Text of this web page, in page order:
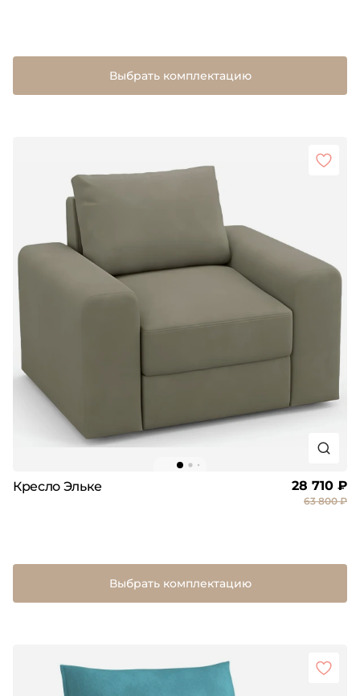
Выбрать комплектацию
Кресло Эльке 28 710 ₽
63 800 ₽
Выбрать комплектацию